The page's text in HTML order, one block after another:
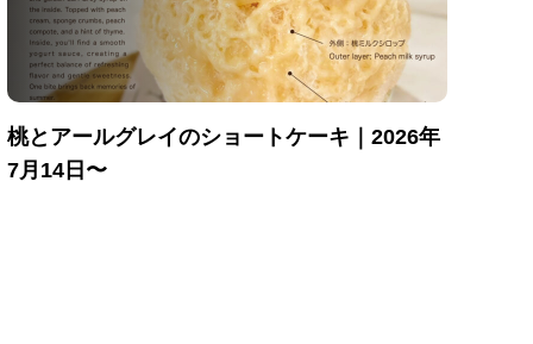
桃とアールグレイのショートケーキ｜2026年
7月14日〜